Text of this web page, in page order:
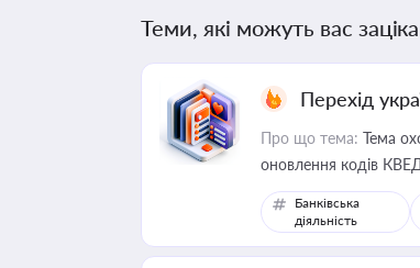
Теми, які можуть вас
Перехід
Про що тема: Тема
оновлення кодів
Банківська
діяльність